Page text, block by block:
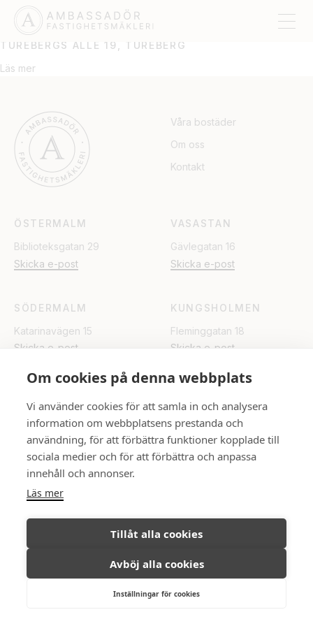
Om cookies på denna webbplats
Vi använder cookies för att samla in och analysera
information om webbplatsens prestanda och
användning, för att förbättra funktioner kopplade till
sociala medier och för att förbättra och anpassa
innehåll och annonser.
Läs mer
Tillåt alla cookies
Avböj alla cookies
Inställningar för cookies
TUREBERG
TUREBERGS ALLÉ 19, TUREBERG
Läs mer
Våra bostäder
Om oss
Kontakt
ÖSTERMALM
Biblioteksgatan 29
Skicka e-post
VASASTAN
Gävlegatan 16
Skicka e-post
SÖDERMALM
Katarinavägen 15
Skicka e-post
KUNGSHOLMEN
Fleminggatan 18
Skicka e-post
FÖLJ OSS
Ambassadör Fastighetsmäkleri © All
rights reserved, 2026.